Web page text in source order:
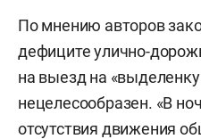
По мнению авторов
дефиците улично-
на выезд на
нецелесообразен. «В
отсутствия движения